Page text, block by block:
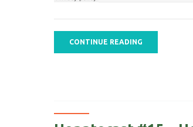
CONTINUE READING